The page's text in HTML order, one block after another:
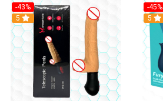
-43%
5
-45%
Hot
5